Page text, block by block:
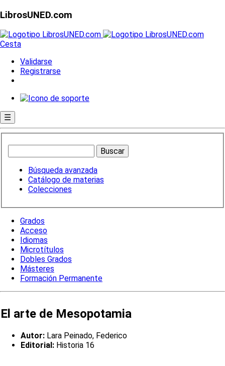
LibrosUNED.com
Cesta
Validarse
Registrarse
☰
Búsqueda avanzada
Catálogo de materias
Colecciones
Grados
Acceso
Idiomas
Microtítulos
Dobles Grados
Másteres
Formación Permanente
El arte de Mesopotamia
Autor: Lara Peinado, Federico
Editorial: Historia 16